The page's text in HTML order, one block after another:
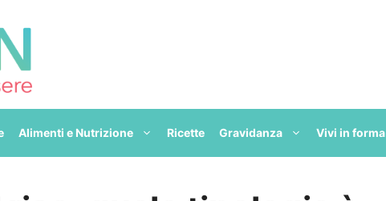
Alimenti e Nutrizione Ricette Gravidanza Vivi in forma